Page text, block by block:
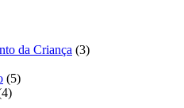
da Criança (3)
(5)